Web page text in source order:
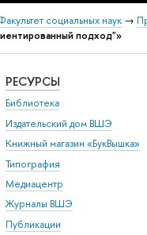
социальных наук →
подход"»
РЕСУРСЫ
Библиотека
Издательский дом ВШЭ
Книжный магазин «БукВышка»
Типография
Медиацентр
Журналы ВШЭ
Публикации